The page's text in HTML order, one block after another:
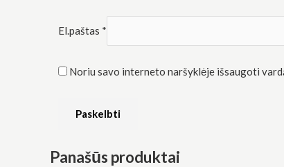
El.paštas *
Noriu savo interneto naršyklėje išsaugoti
Panašūs produktai